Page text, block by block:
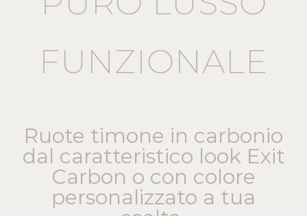
FUNZIONALE
Ruote timone in carbonio
dal caratteristico look Exit
Carbon o con colore
personalizzato a tua